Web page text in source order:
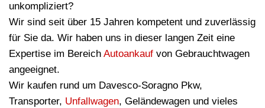
unkompliziert?
Wir sind seit über 15 Jahren kompetent und zuverlässig
für Sie da. Wir haben uns in dieser langen Zeit eine
Expertise im Bereich Autoankauf von Gebrauchtwagen
angeeignet.
Wir kaufen rund um Davesco-Soragno Pkw,
Transporter, Unfallwagen, Geländewagen und vieles